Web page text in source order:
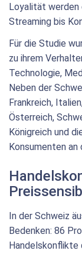
Loyalität werden
Streaming bis
Für die Studie
zu ihrem
Technologie,
Neben der
Frankreich,
Österreich,
Königreich und
Konsumenten
In der Schweiz
Bedenken: 86
Handelskonflikte